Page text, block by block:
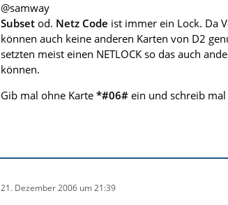
@samway
Subset od. Netz Code ist immer ein Lock. Da
können auch keine anderen Karten von D2
setzten meist einen NETLOCK so das auch
können.
Gib mal ohne Karte *#06# ein und schreib mal
21. Dezember 2006 um 21:39